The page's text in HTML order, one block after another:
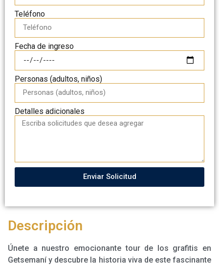
Descripción
Únete a nuestro emocionante tour de los grafitis en
Getsemaní y descubre la historia viva de este fascinante
Teléfono
Fecha de ingreso
Personas (adultos, niños)
Detalles adicionales
Enviar Solicitud